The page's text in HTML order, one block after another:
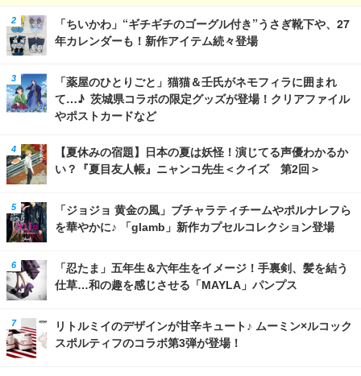
「ちいかわ」“ギチギチのゴーグル付き”うさぎ靴下や、27
年カレンダーも！新作アイテム続々登場
「薬屋のひとりごと」猫猫＆壬氏がネモフィラに囲まれ
て…♪ 茨城県コラボの限定グッズが登場！クリアファイル
やポストカードなど
【夏休みの宿題】日本の夏は妖怪！演じてる声優わかるか
い？『夏目友人帳』ニャンコ先生＜クイズ 第2回＞
「ジョジョ 黄金の風」ブチャラティチームやポルナレフら
を華やかに♪ 「glamb」新作カプセルコレクション登場
「忍たま」五年生＆六年生をイメージ！手裏剣、髪を結う
仕草…和の趣を感じさせる「MAYLA」パンプス
リトルミイのデザインが甘辛キュート♪ ムーミン×ルコック
スポルティフのコラボ第3弾が登場！